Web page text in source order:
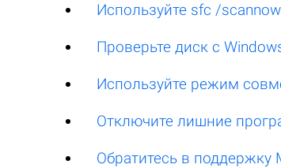
Используйте sfc /
Проверьте диск с
Используйте режим
Отключите лишние
Обратитесь в поддержку